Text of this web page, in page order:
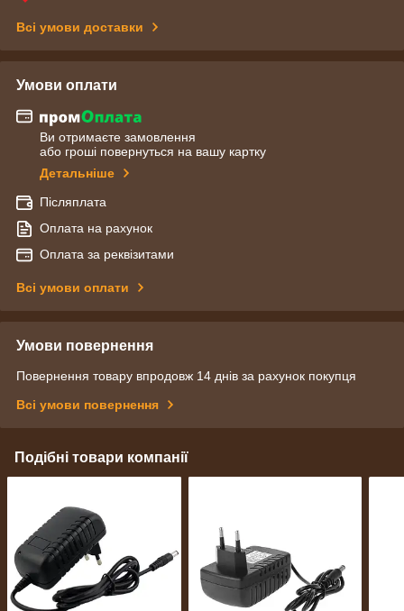
Всі умови доставки
Умови оплати
Ви отримаєте замовлення
або гроші повернуться на вашу картку
Детальніше
Післяплата
Оплата на рахунок
Оплата за реквізитами
Всі умови оплати
Умови повернення
Повернення товару впродовж 14 днів за рахунок покупця
Всі умови повернення
Подібні товари компанії